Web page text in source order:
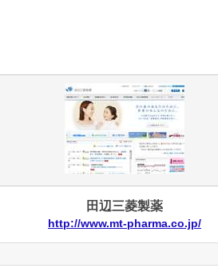
田辺三菱製薬
http://www.mt-pharma.co.jp/